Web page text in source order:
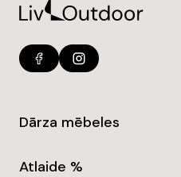
Dārza mēbeles
Atlaide %